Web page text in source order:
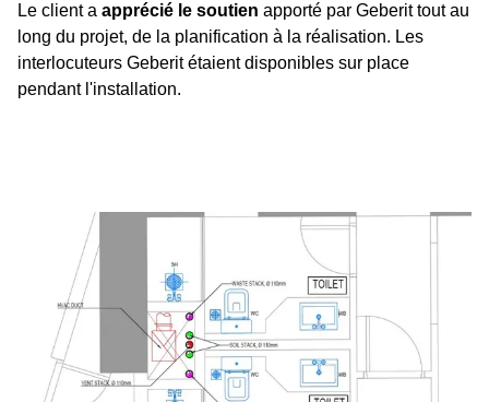
Le client a apprécié le soutien apporté par Geberit tout au
long du projet, de la planification à la réalisation. Les
interlocuteurs Geberit étaient disponibles sur place
pendant l'installation.